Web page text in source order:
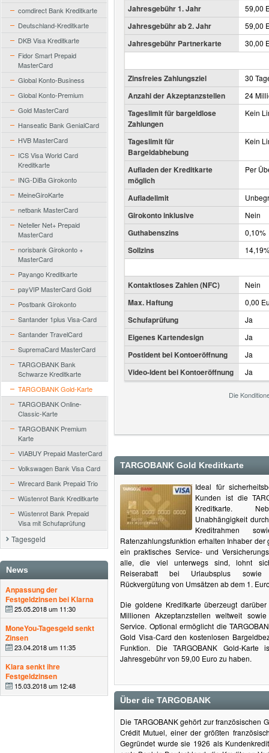
comdirect Bank Kreditkarte
Deutschland-Kreditkarte
DKB Visa Kreditkarte
Fidor Smart Prepaid
MasterCard
Global Konto-Business
Global Konto-Premium
Gold MasterCard
Hanseatic Bank GenialCard
HVB MasterCard
ICS Visa World Card
Kreditkarte
ING-DiBa Girokonto
MeineGiroKarte
netbank MasterCard
Neteller Net+ Prepaid
MasterCard
norisbank Girokonto +
MasterCard
Payango Kreditkarte
payVIP MasterCard Gold
Postbank Girokonto
Santander 1plus Visa-Card
Santander TravelCard
SupremaCard MasterCard
TARGOBANK Bank
Schwarze Kreditkarte
TARGOBANK Gold-Karte
TARGOBANK Online-
Classic-Karte
TARGOBANK Premium
Karte
VIABUY Prepaid MasterCard
Volkswagen Bank Visa Card
Wirecard Bank Prepaid Trio
Wüstenrot Bank Kreditkarte
Wüstenrot Bank Prepaid
Visa mit Schufaprüfung
Tagesgeld
News
Anpassung der
Festgeldzinsen bei Klarna
25.05.2018 um 11:30
MoneYou-Tagesgeld senkt
Zinsen
23.04.2018 um 11:35
Klara senkt ihre
Festgeldzinsen
15.03.2018 um 12:48
Jahresgebühr 1. Jahr 59,00
Jahresgebühr ab 2. Jahr 59,00
Jahresgebühr Partnerkarte 30,00
Zinsfreies Zahlungsziel 30
Anzahl der Akzeptanzstellen 24
Tageslimit für bargeldlose
Zahlungen
Kein
Tageslimit für
Bargeldabhebung
Kein
Aufladen der Kreditkarte
möglich
Per
Aufladelimit
Girokonto inklusive Nein
Guthabenszins 0,10%
Sollzins
Kontaktloses Zahlen (NFC) Nein
Max. Haftung 0,00
Schufaprüfung Ja
Eigenes Kartendesign Ja
Postident bei Kontoeröffnung Ja
Video-Ident bei Kontoeröffnung Ja
Die
TARGOBANK Gold Kreditkarte
Ideal für
Kunden ist die
Kreditkarte.
Unabhängigkeit
Kreditrahmen
Ratenzahlungsfunktion erhalten Inhaber der
ein praktisches Service- und
alle, die viel unterwegs sind, lohnt
Reiserabatt bei Urlaubsplus sowie
Rückvergütung von Umsätzen ab dem 1.
Die goldene Kreditkarte überzeugt
Millionen Akzeptanzstellen weltweit
Service. Optional ermöglicht die
Gold Visa-Card den kostenlosen
Funktion. Die TARGOBANK Gold-
Jahresgebühr von 59,00 Euro zu haben.
Über die TARGOBANK
Die TARGOBANK gehört zur französischen
Crédit Mutuel, einer der größten
Gegründet wurde sie 1926 als